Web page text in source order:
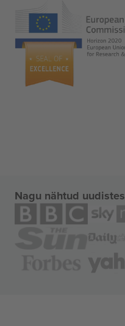
Nagu nähtud uudistes